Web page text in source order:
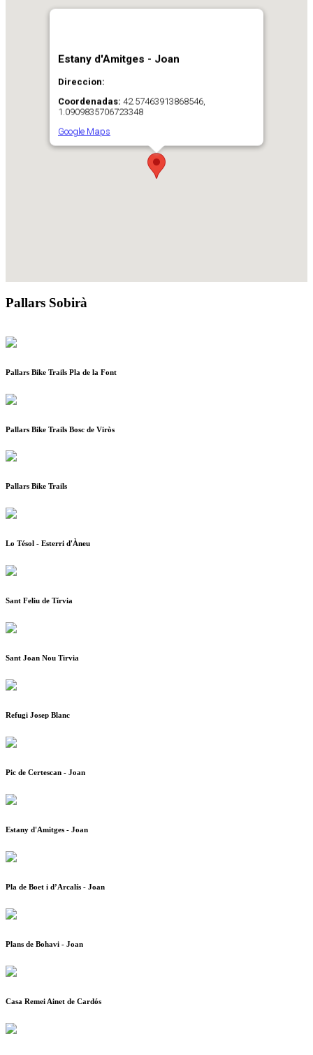
Estany d'Amitges - Joan
Direccion:
Coordenadas: 42.57463913868546,
1.0909835706723348
Google Maps
Pallars Sobirà
Pallars Bike Trails Pla de la Font
Pallars Bike Trails Bosc de Viròs
Pallars Bike Trails
Lo Tésol - Esterri d'Àneu
Sant Feliu de Tírvia
Sant Joan Nou Tirvia
Refugi Josep Blanc
Pic de Certescan - Joan
Estany d'Amitges - Joan
Pla de Boet i d’Arcalís - Joan
Plans de Bohavi - Joan
Casa Remei Ainet de Cardós